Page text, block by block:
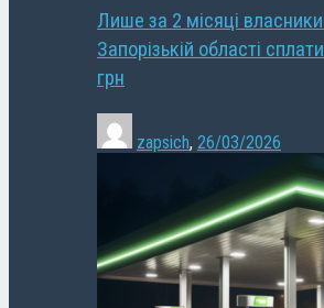
Лише за 2 місяці
Запорізькій області
грн
zapsich, 26/03/2026